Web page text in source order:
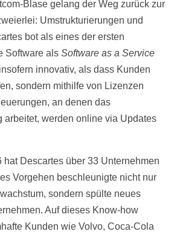
Blase gelang der Weg zurück zur
Umstrukturierungen und
bot als eines der ersten
Software als Software as a Service
innovativ, als dass Kunden
sondern mithilfe von Lizenzen
an denen das
arbeitet, werden online via Updates
hat Descartes über 33 Unternehmen
Vorgehen beschleunigte nicht nur
sondern spülte neues
Auf dieses Know-how
Kunden wie Volvo, Coca-Cola